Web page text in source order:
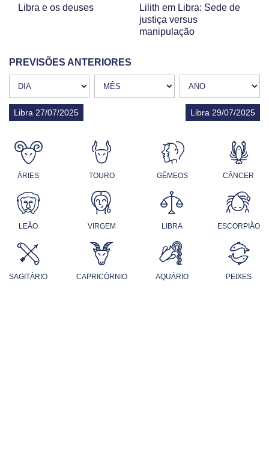
Libra e os deuses
Lilith em Libra: Sede de
justiça versus
manipulação
PREVISÕES ANTERIORES
Libra 27/07/2025 Libra 29/07/2025
ÁRIES TOURO GÊMEOS CÂNCER
LEÃO VIRGEM LIBRA ESCORPIÃO
SAGITÁRIO CAPRICÓRNIO AQUÁRIO PEIXES